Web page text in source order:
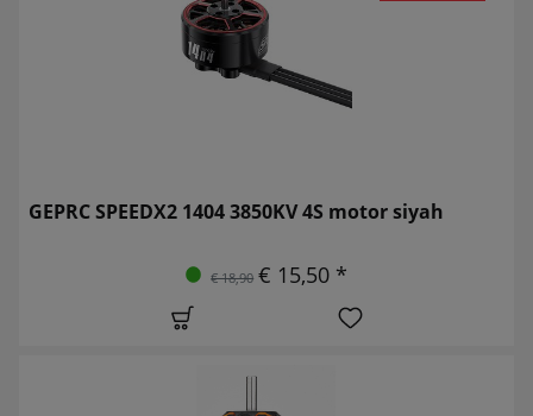
GEPRC SPEEDX2 1404 3850KV 4S motor siyah
€ 18,90 € 15,50 *